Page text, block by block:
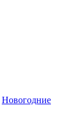
Новогодние